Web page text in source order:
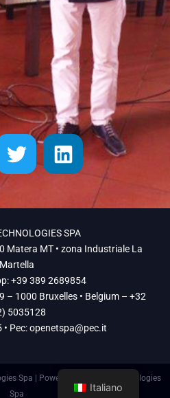
SPA
Matera MT • zona Industriale La
Martella
+39 389 2689854
– 1000 Bruxelles • Belgium – +32
5035128
Pec:openetspa@pec.it
Spa | Powered by Openet Technologies
Spa
Italiano